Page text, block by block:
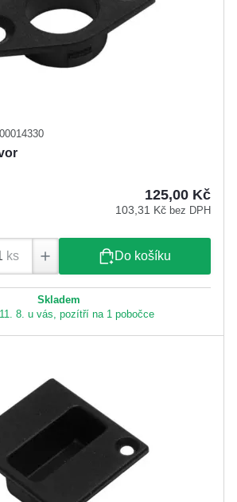
125,00 Kč
103,31 Kč bez DPH
ks Do košíku
Skladem
8. u vás, pozítří na 1 pobočce